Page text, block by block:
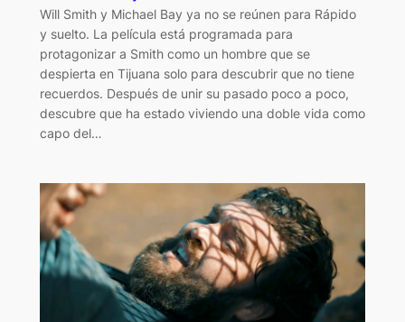
Will Smith y Michael Bay ya no se reúnen para Rápido
y suelto. La película está programada para
protagonizar a Smith como un hombre que se
despierta en Tijuana solo para descubrir que no tiene
recuerdos. Después de unir su pasado poco a poco,
descubre que ha estado viviendo una doble vida como
capo del…